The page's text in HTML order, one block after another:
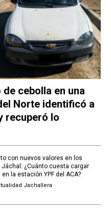
cebolla en una
Norte identificó a
recuperó lo
con nuevos valores en los
¿Cuánto cuesta cargar
la estación YPF del ACA?
Jachallera